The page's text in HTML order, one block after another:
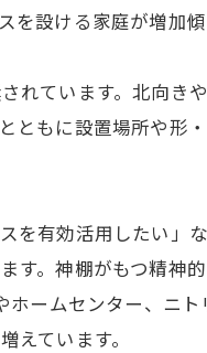
を設ける家庭が増加
れています。北向き
ともに設置場所や形
有効活用したい」
す。神棚がもつ精神
ームセンター、ニ
えています。